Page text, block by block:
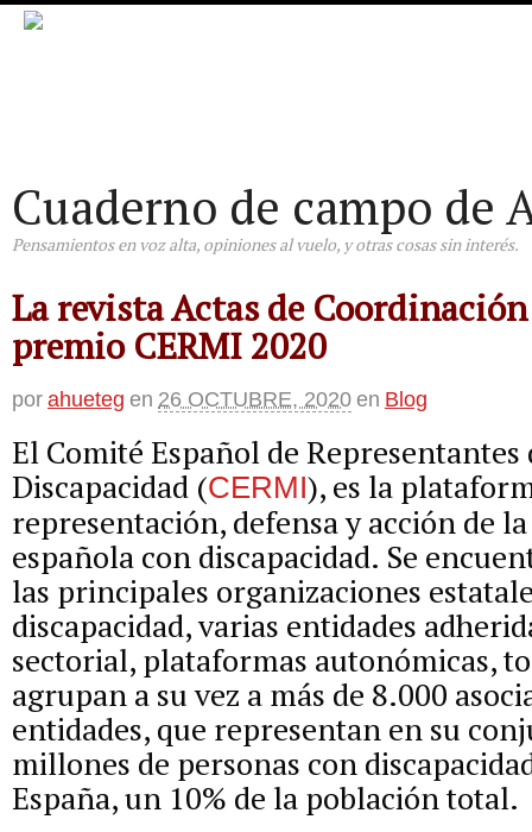
Cuaderno de campo de
Pensamientos en voz alta, opiniones al vuelo, y otras cosas sin interés.
La revista Actas de
premio CERMI 2020
por ahueteg en 26 OCTUBRE, 2020 en Blog
El Comité Español de Representantes
Discapacidad (CERMI), es la
representación, defensa y acción de
española con discapacidad. Se
las principales organizaciones
discapacidad, varias entidades
sectorial, plataformas autonómicas,
agrupan a su vez a más de 8.000
entidades, que representan en su
millones de personas con
España, un 10% de la población total.